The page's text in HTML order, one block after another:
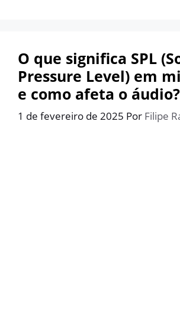
O que significa SPL
Pressure Level) em
e como afeta o áudio?
1 de fevereiro de 2025 Por Filipe